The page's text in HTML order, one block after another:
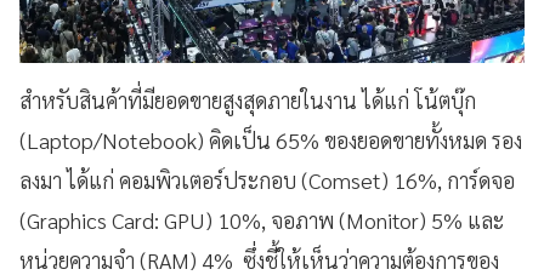
สำหรับสินค้าที่มียอดขายสูงสุดภายในงาน ได้แก่ โน้ตบุ๊ก
(Laptop/Notebook) คิดเป็น 65% ของยอดขายทั้งหมด รอง
ลงมา ได้แก่ คอมพิวเตอร์ประกอบ (Comset) 16%, การ์ดจอ
(Graphics Card: GPU) 10%, จอภาพ (Monitor) 5% และ
หน่วยความจำ (RAM) 4% ซึ่งชี้ให้เห็นว่าความต้องการของ